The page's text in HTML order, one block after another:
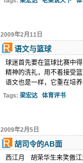
2009年2月11日
语文与篮球
球迷首先要在篮球比赛中
精神的洗礼，用不着接受
语文也是一样，它重在培
Tags: 梁宏达 体育评书
2009年2月5日
胡司令的AB面
西江月 胡荣华生来笑傲江